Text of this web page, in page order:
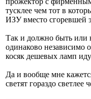
тусклее чем тот в
ИЗУ вместо сгоревшей
Так и должно быть или
одинаково независимо
косяк дешевых ламп
Да и вообще мне
светят гораздо